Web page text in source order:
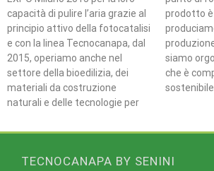
capacità di pulire l’aria grazie al
principio attivo della fotocatalisi
e con la linea Tecnocanapa, dal
2015, operiamo anche nel
settore della bioedilizia, dei
materiali da costruzione
naturali e delle tecnologie per
prodotto è che non c’è cottura:
produciamo a freddo, senza
produzione di CO2 e pertanto,
siamo orgogliosi di affermare
che è completamente
sostenibile
TECNOCANAPA BY SENINI